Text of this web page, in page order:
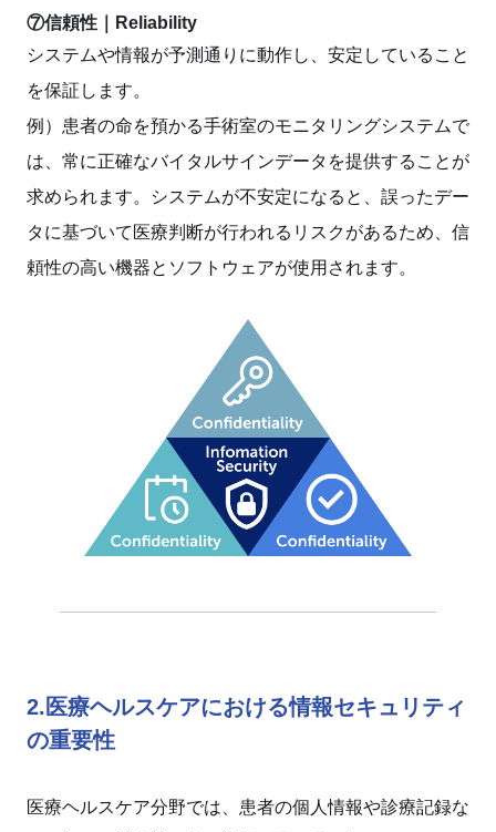
⑦信頼性｜Reliability
システムや情報が予測通りに動作し、安定していること
を保証します。
例）患者の命を預かる手術室のモニタリングシステムで
は、常に正確なバイタルサインデータを提供することが
求められます。システムが不安定になると、誤ったデー
タに基づいて医療判断が行われるリスクがあるため、信
頼性の高い機器とソフトウェアが使用されます。
2.医療ヘルスケアにおける情報セキュリティ
の重要性
医療ヘルスケア分野では、患者の個人情報や診療記録な